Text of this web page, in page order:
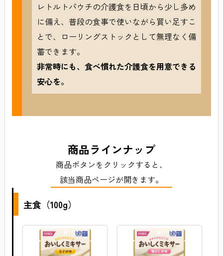
レトルトパウチの介護食を日頃から少し多め
に備え、普段の食事で使いながら買い足すこ
とで、ローリングストックとして無理なく備
蓄できます。
非常時にも、食べ慣れた介護食を用意できる
安心を。
商品ラインナップ
商品ボタンをクリックすると、
該当商品ページが開きます。
主食（100g）